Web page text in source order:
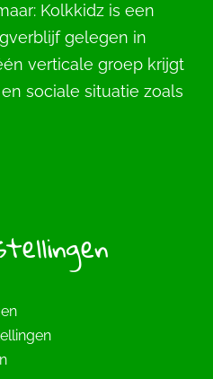
Kolkkidz is een
gelegen in
verticale groep krijgt
sociale situatie zoals